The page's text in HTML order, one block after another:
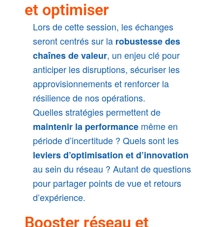
et optimiser
Lors de cette session, les échanges
seront centrés sur la robustesse des
chaînes de valeur, un enjeu clé pour
anticiper les disruptions, sécuriser les
approvisionnements et renforcer la
résilience de nos opérations.
Quelles stratégies permettent de
maintenir la performance même en
période d’incertitude ? Quels sont les
leviers d’optimisation et d’innovation
au sein du réseau ? Autant de questions
pour partager points de vue et retours
d’expérience.
Booster réseau et